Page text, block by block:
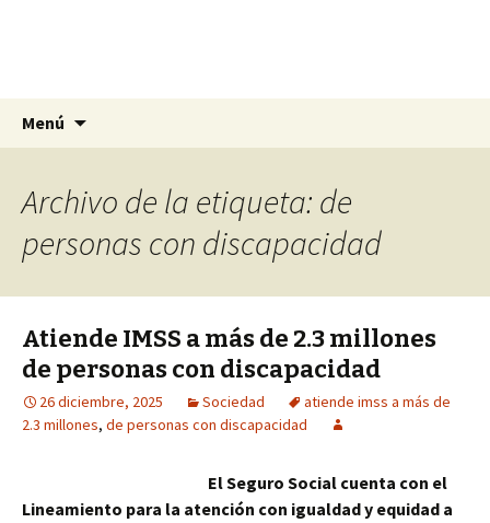
La Yunta de Tepic
La nueva opción en información
Menú
Archivo de la etiqueta: de
personas con discapacidad
Atiende IMSS a más de 2.3 millones
de personas con discapacidad
26 diciembre, 2025 Sociedad
atiende imss a más de
2.3 millones, de personas con discapacidad
El Seguro Social cuenta con el
Lineamiento para la atención con igualdad y equidad a